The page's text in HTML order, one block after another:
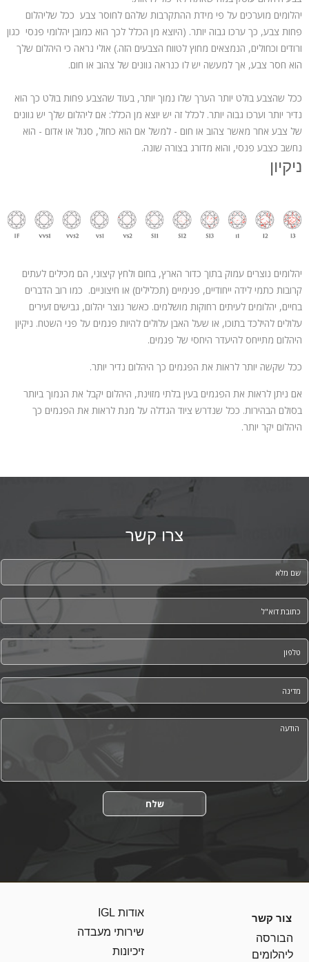
יהלומים מוערכים על פי מידת ההתקרבות שלהם לחוסר צבע ככל שליהלום
פחות צבע, כך ערכו גבוה יותר. (היוצא מן הכלל לכך הוא כמובן יהלומי פנסי כגון
ורודים וכחולים, הנמצאים מחוץ לטווח הצבעים הזה.) אולי נראה כי היהלום שלך
הוא חסר צבע, אך למעשה יש לו כנראה גוונים של צהוב או חום.
ככל שהצבע בולט יותר הערך שלו נמוך יותר, בעוד שהצבע פחות בולט כך הוא
נדיר יותר וערכו גבוה יותר. לכלל זה יש יוצא מן הכלל: אם ליהלום שלך יש גוונים
של צבע אחר מאשר צהוב או חום - למשל אם הוא כחול, סגול או אדום - הוא
נחשב כצבע פנסי, והוא מדורג בצורה שונה.
ניקיון
יהלומים נוצרים עמוק בתוך כדור הארץ, בחום ולחץ קיצוני, הם מכילים לעתים
קרובות כתמי לידה ייחודיים, פנימיים (תכלילים) או חיצוניים. כמו רוב הדברים
בחיים, יהלומים לעיתים רחוקות מושלמים. כאשר נוצר יהלום, גבישים זעירים
עלולים להילכד בתוכו, או שעל האבן עלולים להיות פגמים על פני השטח. ניקיון
היהלום מתייחס להיעדר היחסי של פגמים.
ככל שקשה יותר לראות את הפגמים כך היהלום נדיר יותר.
אם ניתן לראות את הפגמים בעין בלתי מזוינת, היהלום יקבל את הנמוך ביותר
בסולם הבהירות. ככל שנדרש ציוד הגדלה על מנת לראות את הפגמים כך
היהלום יקר יותר.
צרו קשר
Full name
*
Your email
Phone
Message
שלח
צור קשר
הבורסה
ליהלומים
אודות IGL
שירותי מעבדה
זיכיונות